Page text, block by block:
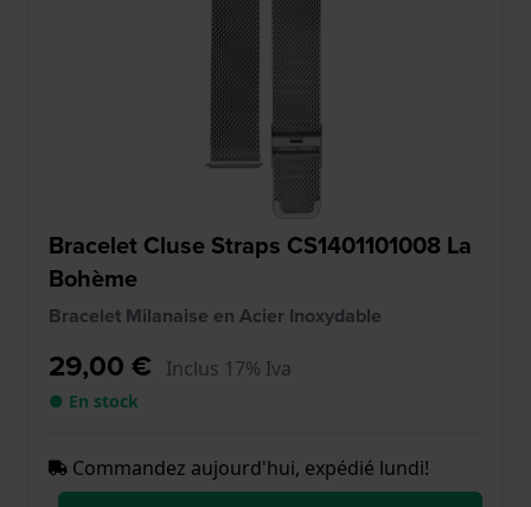
Bracelet Cluse Straps CS1401101008 La
Bohème
Bracelet Milanaise en Acier Inoxydable
29,00 € Inclus 17% Iva
● En stock
Commandez aujourd'hui, expédié lundi!